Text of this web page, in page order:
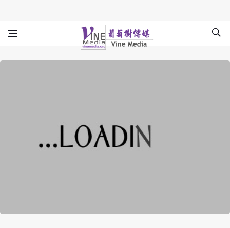
Vine Media
葡萄樹傳媒